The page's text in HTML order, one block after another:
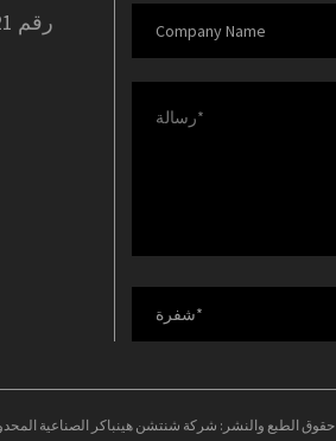
© حقوق الطبع والنشر: شركة شنتشن هينباكر الصناعية